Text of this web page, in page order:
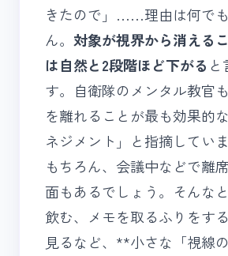
きたので」……理由は何で
ん。 対象が視界から消える
は自然と2段階ほど下がる
す。自衛隊のメンタル教官
を離れることが最も効果的
ネジメント」と指摘していま
もちろん、会議中などで離
面もあるでしょう。そんな
飲む、メモを取るふりをす
見るなど、**小さな「視線